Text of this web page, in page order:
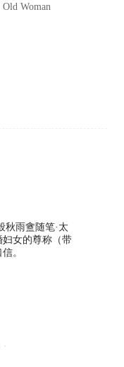
Woman
秋雨盦随笔·太
女的尊称（带
。